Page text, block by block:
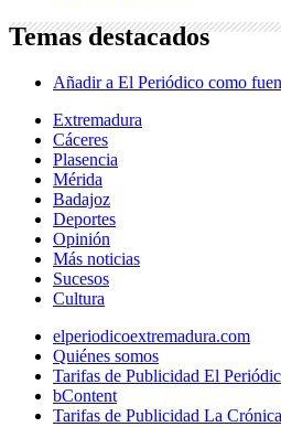
Temas destacados
Añadir a El Periódico como
Extremadura
Cáceres
Plasencia
Mérida
Badajoz
Deportes
Opinión
Más noticias
Sucesos
Cultura
elperiodicoextremadura.com
Quiénes somos
Tarifas de Publicidad El
bContent
Tarifas de Publicidad La